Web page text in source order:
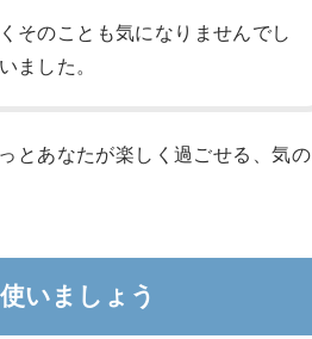
そのことも気になりませんでし
ました。
とあなたが楽しく過ごせる、気の
いましょう